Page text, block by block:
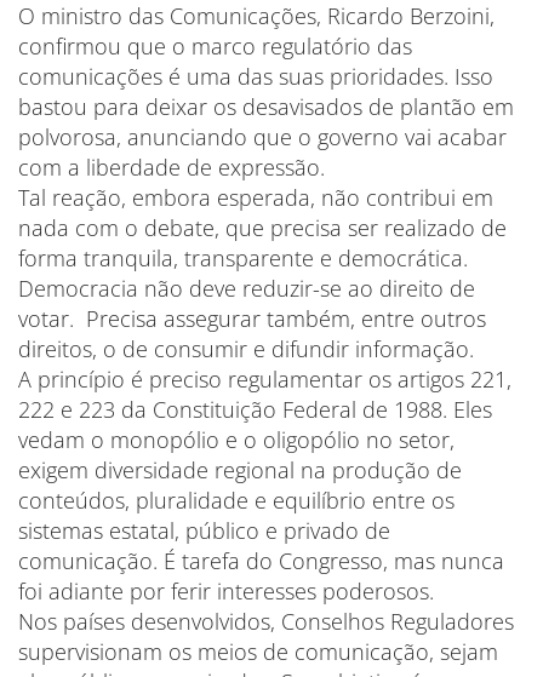
O ministro das Comunicações, Ricardo Berzoini,
confirmou que o marco regulatório das
comunicações é uma das suas prioridades. Isso
bastou para deixar os desavisados de plantão em
polvorosa, anunciando que o governo vai acabar
com a liberdade de expressão.
Tal reação, embora esperada, não contribui em
nada com o debate, que precisa ser realizado de
forma tranquila, transparente e democrática.
Democracia não deve reduzir-se ao direito de
votar. Precisa assegurar também, entre outros
direitos, o de consumir e difundir informação.
A princípio é preciso regulamentar os artigos 221,
222 e 223 da Constituição Federal de 1988. Eles
vedam o monopólio e o oligopólio no setor,
exigem diversidade regional na produção de
conteúdos, pluralidade e equilíbrio entre os
sistemas estatal, público e privado de
comunicação. É tarefa do Congresso, mas nunca
foi adiante por ferir interesses poderosos.
Nos países desenvolvidos, Conselhos Reguladores
supervisionam os meios de comunicação, sejam